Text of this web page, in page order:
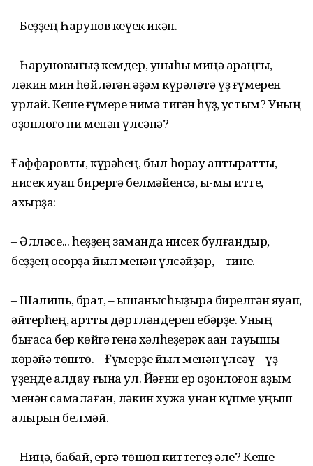
– Беҙҙең Һарунов кеүек икән.
– Һаруновығыҙ кемдер, уныһы миңә ҡараңғы,
ләкин мин һөйләгән әҙәм күрәләтә үҙ ғүмерен
урлай. Кеше ғүмере нимә тигән һүҙ, ҡустым? Уның
оҙонлоғо ни менән үлсәнә?
Ғаффаровты, күрәһең, был һорау аптыратты,
нисек яуап бирергә белмәйенсә, ыҡ-мыҡ итте,
ахырҙа:
– Әлләсе... һеҙҙең заманда нисек булғандыр,
беҙҙең осорҙа йыл менән үлсәйҙәр, – тине.
– Шалишь, брат, – ышанысһыҙыраҡ бирелгән яуап,
әйтерһең, ҡартты дәртләндереп ебәрҙе. Уның
бығаса бер көйгә генә хәлһеҙерәк аҡҡан тауышы
көрәйә төштө. – Ғүмерҙе йыл менән үлсәү – үҙ-
үҙеңде алдау ғына ул. Йәғни ер оҙонлоғон аҙым
менән самалаған, ләкин хужа унан күпме уңыш
алырын белмәй.
– Ниңә, бабай, ергә төшөп киттегеҙ әле? Кеше